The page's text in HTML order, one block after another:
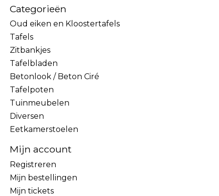
Categorieën
Oud eiken en Kloostertafels
Tafels
Zitbankjes
Tafelbladen
Betonlook / Beton Ciré
Tafelpoten
Tuinmeubelen
Diversen
Eetkamerstoelen
Mijn account
Registreren
Mijn bestellingen
Mijn tickets